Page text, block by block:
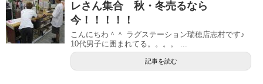
レさん集合 秋・冬売るなら
今！！！！！
こんにちわ＾＾ ラグステーション瑞穂店志村です♪
10代男子に囲まれてる。。。。 ...
記事を読む